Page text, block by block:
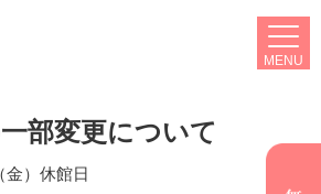
MENU
部変更について
金）休館日